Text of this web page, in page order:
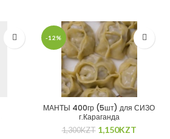
-12%
МАНТЫ 400гр (5шт) для СИЗО
г.Караганда
1,300KZT 1,150KZT